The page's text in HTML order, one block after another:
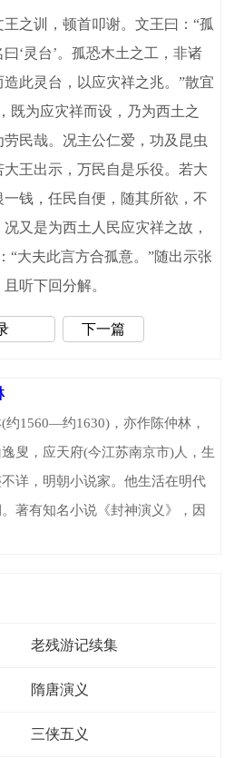
训，顿首叩谢。文王曰：“孤
‘灵台’。孤恐木土之工，非诸
此灵台，以应灾祥之兆。”散宜
既为应灾祥而设，乃为西土之
民哉。况主公仁爱，功及昆虫
王出示，万民自是乐役。若大
钱，任民自便，随其所欲，不
又是为西土人民应灾祥之故，
“大夫此言方合孤意。”随出示张
听下回分解。
下一篇
约1560—约1630)，亦作陈仲林，
叟，应天府(今江苏南京市)人，生
详，明朝小说家。他生活在明代
著有知名小说《封神演义》，因
老残游记续集
隋唐演义
三侠五义